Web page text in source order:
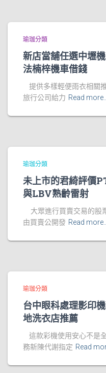
瑜珈分類
新店當舖任選中壢
法楠梓機車借錢
提供多樣輕便雨衣相關
旅行公司給力 Read more…
瑜珈分類
未上市的君綺評價
與LBV熟齡雷射
大眾進行買賣交易的股
由買賣公開發 Read more…
瑜珈分類
台中眼科處理影印
地洗衣店推薦
這款彩機使用安心不是
務新陳代謝指定 Read